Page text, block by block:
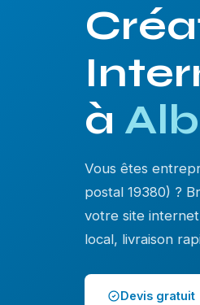
à
Vous êtes
postal 19380) ?
votre site
local, livraison
Devis gratuit